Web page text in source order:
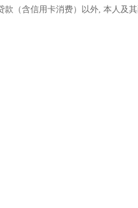
（含信用卡消费）以外, 本人及